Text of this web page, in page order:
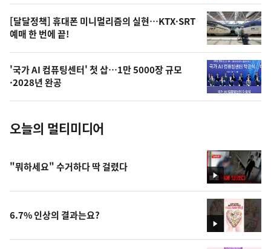
오
늘
의
사
진
[달달정책] 휴대폰 미니멀리즘의 실현…KTX·SRT
예매 한 번에 끝!
'국가 AI 컴퓨팅센터' 첫 삽…1만 5000장 규모
·2028년 완공
오늘의 멀티미디어
영
상
"뭐하세요" 수거하다 딱 걸렸다
영
상
6.7% 인상의 결과는요?